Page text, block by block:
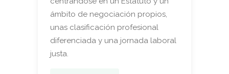
ámbito de negociación propios,
unas clasificación profesional
diferenciada y una jornada laboral
justa.